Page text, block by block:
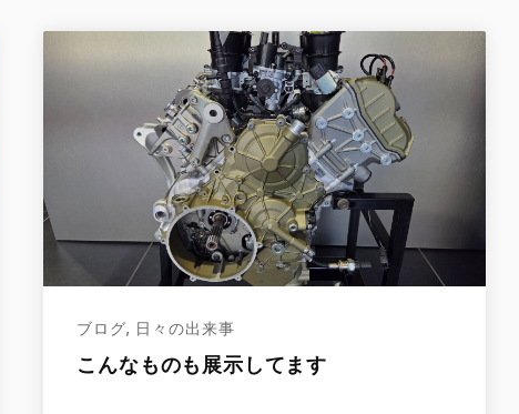
ブログ, 日々の出来事
こんなものも展示してます